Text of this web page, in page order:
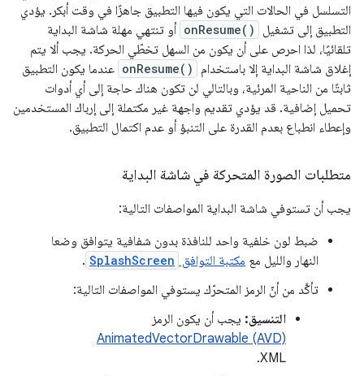
التسلسل في الحالات التي يكون فيها التطبيق جاهزًا في وقت أبكر. يؤدي
التطبيق إلى تشغيل
onResume() أو تنتهي مهلة شاشة البداية
تلقائيًا، لذا احرص على أن يكون من السهل تخطّي الحركة. يجب ألا يتم
إغلاق شاشة البداية إلا باستخدام
onResume() عندما يكون التطبيق
ثابتًا من الناحية المرئية، وبالتالي لن تكون هناك حاجة إلى أي أدوات
تحميل إضافية. قد يؤدي تقديم واجهة غير مكتملة إلى إرباك المستخدمين
وإعطاء انطباع بعدم القدرة على التنبؤ أو عدم اكتمال التطبيق.
متطلبات الصورة المتحركة في شاشة البداية
يجب أن تستوفي شاشة البداية المواصفات التالية:
ضبط لون خلفية واحد للنافذة بدون شفافية يتوافق وضعا
النهار والليل مع مكتبة التوافق SplashScreen
.
تأكَّد من أنّ الرمز المتحرّك يستوفي المواصفات التالية:
التنسيق: يجب أن يكون الرمز
AnimatedVectorDrawable (AVD)
XML.